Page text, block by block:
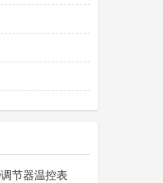
节器温控表